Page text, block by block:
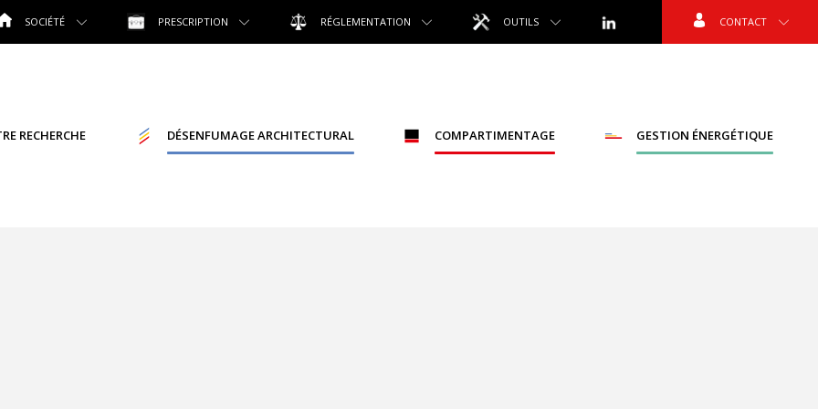
SOCIÉTÉ PRESCRIPTION RÉGLEMENTATION OUTILS CONTACT
RECHERCHE DÉSENFUMAGE ARCHITECTURAL COMPARTIMENTAGE GESTION ÉNERGÉTIQUE